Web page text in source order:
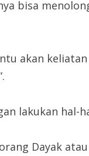
bisa
akan
lakukan hal-
Dayak